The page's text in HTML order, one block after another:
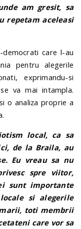
am gresit, sa
repetam aceleasi
democrati care l-au
pentru alegerile
exprimandu-si
va mai intampla.
o analiza proprie a
local, ca sa
de la Braila, au
Eu vreau sa nu
spre viitor,
sunt importante
si alegerile
toti membrii
care vor sa